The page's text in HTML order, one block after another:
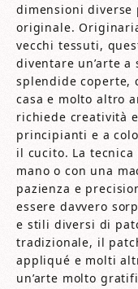
dimensioni diverse
originale.
vecchi tessuti,
diventare un’arte
splendide coperte,
casa e molto altro
richiede creatività
principianti e a
il cucito. La tecnica
mano o con una
pazienza e
essere davvero
e stili diversi di
tradizionale, il
appliqué e molti
un’arte molto